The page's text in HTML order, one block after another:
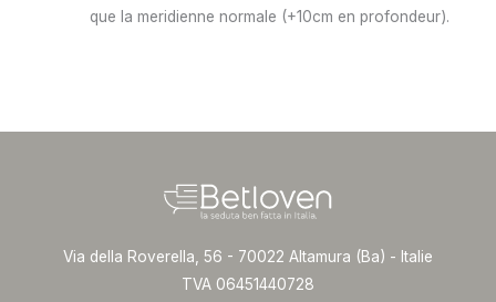
que la meridienne normale (+10cm en profondeur).
Via della Roverella, 56 - 70022 Altamura (Ba) - Italie
TVA 06451440728